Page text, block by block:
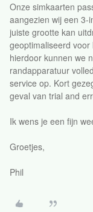
Onze simkaarten
aangezien wij een 3-
juiste grootte kan
geoptimaliseerd
hierdoor kunnen we
randapparatuur
service op. Kort
geval van trial and
Ik wens je een fijn
Groetjes,
Phil